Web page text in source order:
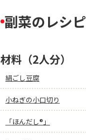
副菜のレシピ
材料（2人分）
絹ごし豆腐
小ねぎの小口切り
「ほんだし®」